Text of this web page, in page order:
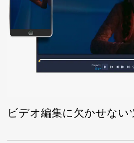
ビデオ編集に欠かせない